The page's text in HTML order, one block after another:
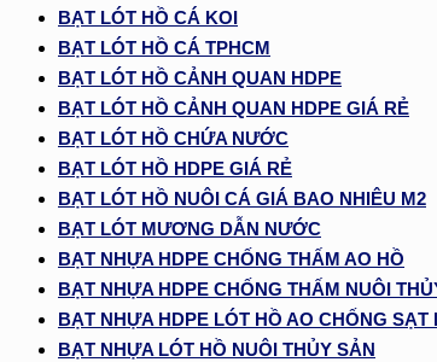
BẠT LÓT HỒ CÁ KOI
BẠT LÓT HỒ CÁ TPHCM
BẠT LÓT HỒ CẢNH QUAN HDPE
BẠT LÓT HỒ CẢNH QUAN HDPE GIÁ RẺ
BẠT LÓT HỒ CHỨA NƯỚC
BẠT LÓT HỒ HDPE GIÁ RẺ
BẠT LÓT HỒ NUÔI CÁ GIÁ BAO NHIÊU M2
BẠT LÓT MƯƠNG DẪN NƯỚC
BẠT NHỰA HDPE CHỐNG THẤM AO HỒ
BẠT NHỰA HDPE CHỐNG THẤM NUÔI
BẠT NHỰA HDPE LÓT HỒ AO CHỐNG SẠT
BẠT NHỰA LÓT HỒ NUÔI THỦY SẢN